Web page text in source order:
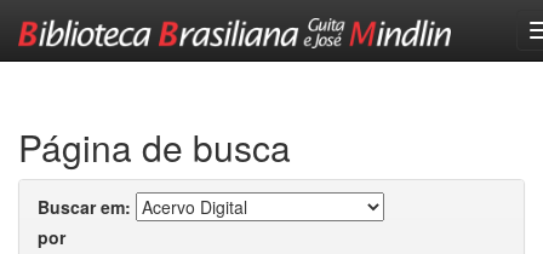
Página de busca
Buscar em:
por